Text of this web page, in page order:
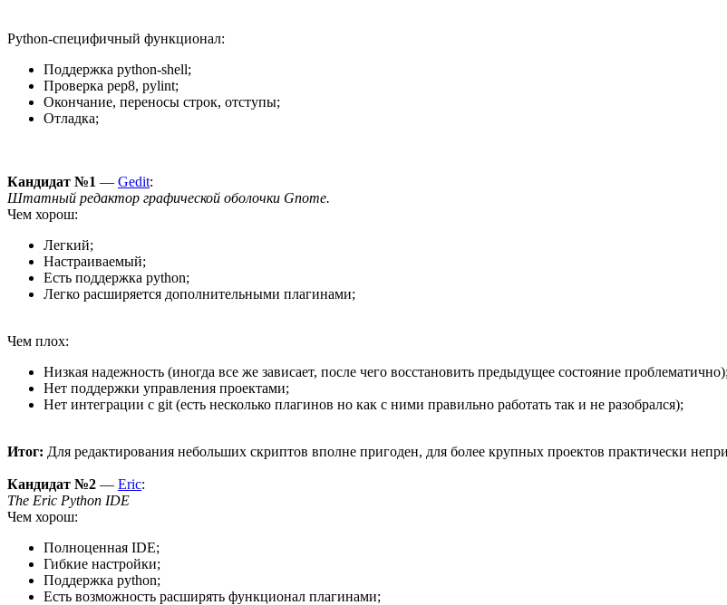
Python-специфичный функционал:
Поддержка python-shell;
Проверка pep8, pylint;
Окончание, переносы строк, отступы;
Отладка;
Кандидат №1 — Gedit:
Штатный редактор графической оболочки Gnome.
Чем хорош:
Легкий;
Настраиваемый;
Есть поддержка python;
Легко расширяется дополнительными плагинами;
Чем плох:
Низкая надежность (иногда все же зависает, после чего восстановить предыдущее состояние проблематично);
Нет поддержки управления проектами;
Нет интеграции с git (есть несколько плагинов но как с ними правильно работать так и не разобрался);
Итог: Для редактирования небольших скриптов вполне пригоден, для более крупных проектов практически
Кандидат №2 — Eric:
The Eric Python IDE
Чем хорош:
Полноценная IDE;
Гибкие настройки;
Поддержка python;
Есть возможность расширять функционал плагинами;